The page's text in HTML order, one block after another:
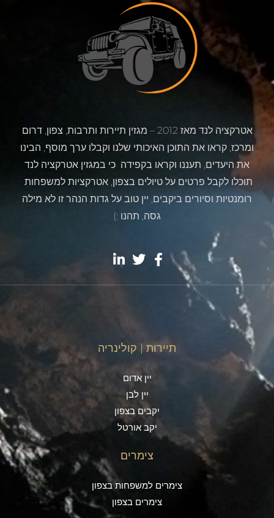
אטרקציה לנד מאז 2012 – מגזין תיירות ותרבות, צפון, דרום
ומרכז, קראו את התוכן האיכותי שלנו וקבלו ערך מוסף, הבינו
את היעדים, תעננו וקראו בקפידה כי במגזין אטרקציה לנד
תוכלו לקבל פרטים על טיולים בצפון, אטרקציות למשפחות
רומנטיות וסיורים ביקבים, יין טוב על גדות הנהר זו לא מילה
גסה, תהנו :)
תיירות | קולינריה
יין אדום
יין לבן
יקבים בצפון
יקב אורטל
צימרים
צימרים למשפחות בצפון
צימרים בצפון